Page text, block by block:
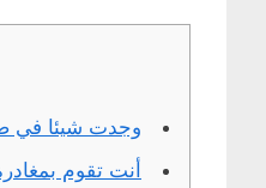
وجدت شيئا في
أنت تقوم